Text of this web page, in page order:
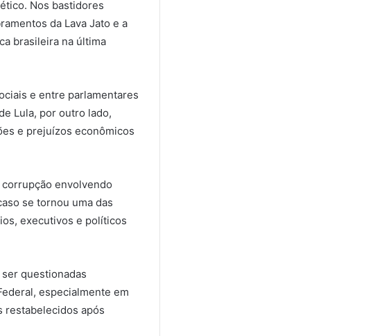
Nos bastidores
da Lava Jato e a
brasileira na última
e entre parlamentares
Lula, por outro lado,
e prejuízos econômicos
envolvendo
se tornou uma das
executivos e políticos
questionadas
especialmente em
restabelecidos após